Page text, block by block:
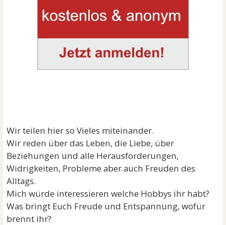
Wir teilen hier so Vieles miteinander.
Wir reden über das Leben, die Liebe, über
Beziehungen und alle Herausforderungen,
Widrigkeiten, Probleme aber auch Freuden des
Alltags.
Mich würde interessieren welche Hobbys ihr habt?
Was bringt Euch Freude und Entspannung, wofür
brennt ihr?